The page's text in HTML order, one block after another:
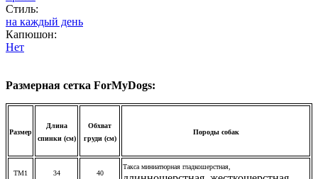
Стиль:
на каждый день
Капюшон:
Нет
Размерная сетка ForMyDogs:
Размер
Длина
спинки (см)
Обхват
груди (см)
Породы собак
ТМ1 34 40
Такса миниатюрная гладкошерстная,